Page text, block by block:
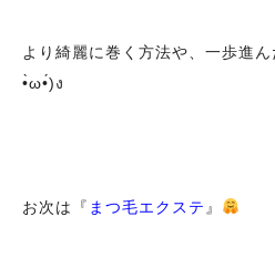
より綺麗に巻く方法や、一歩進
•̀ω•́)ง
お次は『 まつ毛エクステ 』